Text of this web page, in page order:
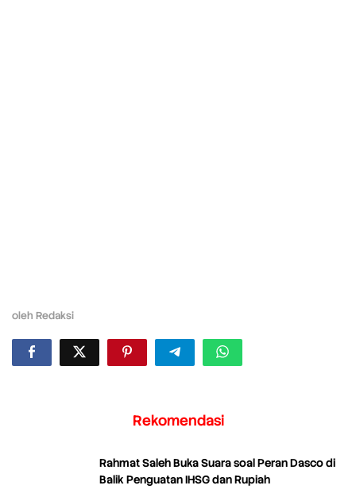
oleh Redaksi
Rekomendasi
Rahmat Saleh Buka Suara soal Peran Dasco di
Balik Penguatan IHSG dan Rupiah